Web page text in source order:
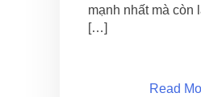
mạnh nhất mà còn
[…]
Read